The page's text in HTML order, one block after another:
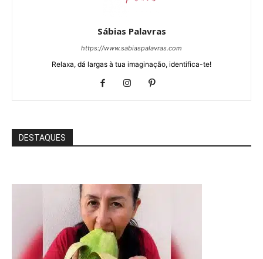
Sábias Palavras
https://www.sabiaspalavras.com
Relaxa, dá largas à tua imaginação, identifica-te!
DESTAQUES